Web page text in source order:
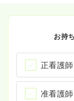
お持
正看護師
准看護師